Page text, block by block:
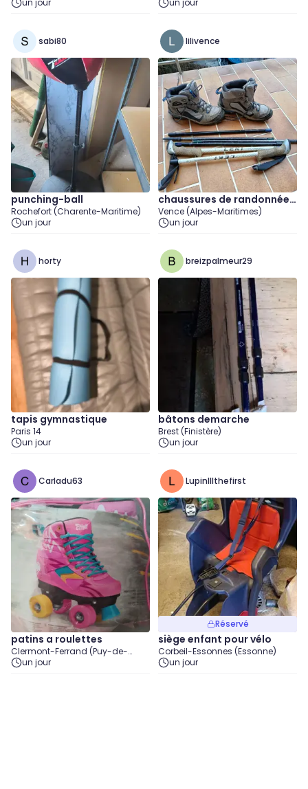
un jour un jour
sabi80
punching-ball
Rochefort (Charente-Maritime)
un jour
lilivence
chaussures de randonnée
point. 38 + bâton
Vence (Alpes-Maritimes)
un jour
horty
tapis gymnastique
Paris 14
un jour
breizpalmeur29
bâtons demarche
Brest (Finistère)
un jour
Carladu63
patins a roulettes
Clermont-Ferrand (Puy-de-
Dôme)
un jour
Lupinlllthefirst
Réservé
siège enfant pour vélo
Corbeil-Essonnes (Essonne)
un jour